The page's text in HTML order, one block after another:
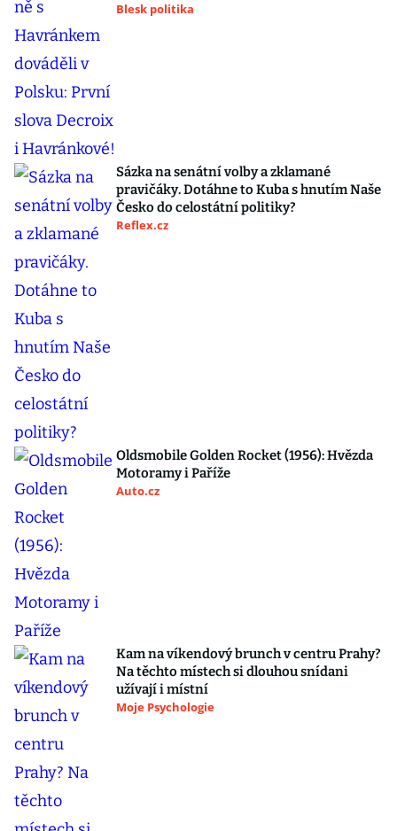
Blesk politika
Sázka na senátní volby a zklamané
pravičáky. Dotáhne to Kuba s hnutím Naše
Česko do celostátní politiky?
Reflex.cz
Oldsmobile Golden Rocket (1956): Hvězda
Motoramy i Paříže
Auto.cz
Kam na víkendový brunch v centru Prahy?
Na těchto místech si dlouhou snídani
užívají i místní
Moje Psychologie